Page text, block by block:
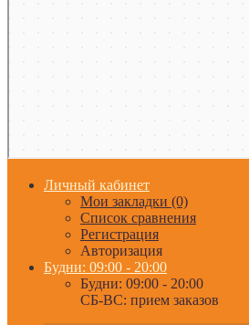
Личный кабинет
Мои закладки (0)
Список сравнения
Регистрация
Авторизация
Будни: 09:00 - 20:00
Будни: 09:00 - 20:00
СБ-ВС: прием заказов